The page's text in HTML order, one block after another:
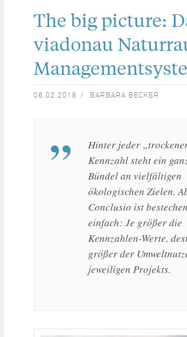
The big picture:
viadonau
06.02.2018 BARBARA BECKER
Hinter jeder
Kennzahl steht ein
Bündel an vielfältigen
ökologischen Zielen.
Conclusio ist
einfach: Je größer die
Kennzahlen-Werte,
größer der
jeweiligen Projekts.